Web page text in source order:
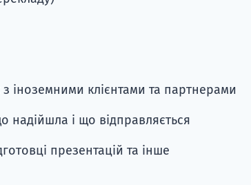
іноземними клієнтами та партнерами
надійшла і що відправляється
презентацій та інше